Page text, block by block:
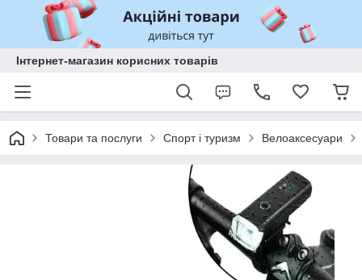
Інтернет-магазин корисних товарів
Товари та послуги Спорт і туризм Велоаксесуари